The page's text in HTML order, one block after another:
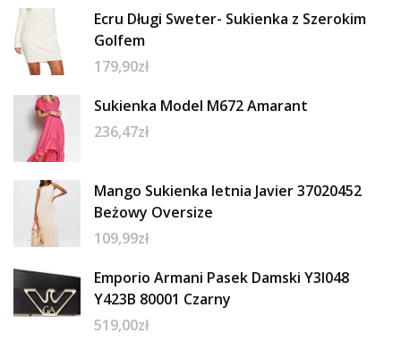
Ecru Długi Sweter- Sukienka z Szerokim
Golfem
179,90zł
Sukienka Model M672 Amarant
236,47zł
Mango Sukienka letnia Javier 37020452
Beżowy Oversize
109,99zł
Emporio Armani Pasek Damski Y3I048
Y423B 80001 Czarny
519,00zł